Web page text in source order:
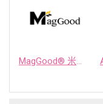
MagGood® 米源鎂® 米糠濃縮物